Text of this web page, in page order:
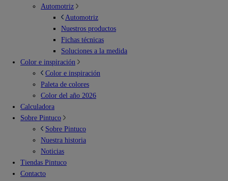
Automotriz
Automotriz
Nuestros productos
Fichas técnicas
Soluciones a la medida
Color e inspiración
Color e inspiración
Paleta de colores
Color del año 2026
Calculadora
Sobre Pintuco
Sobre Pintuco
Nuestra historia
Noticias
Tiendas Pintuco
Contacto